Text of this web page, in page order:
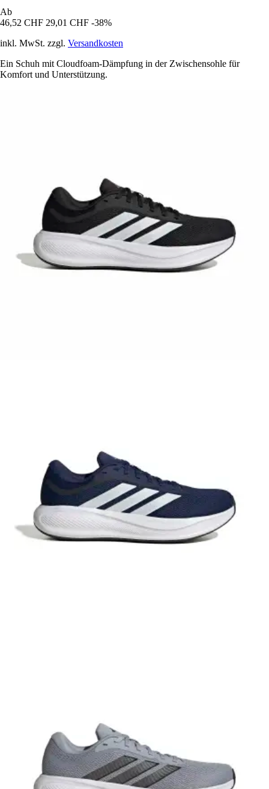
Ab
46,52 CHF 29,01 CHF -38%
inkl. MwSt. zzgl. Versandkosten
Ein Schuh mit Cloudfoam-Dämpfung in der Zwischensohle für
Komfort und Unterstützung.